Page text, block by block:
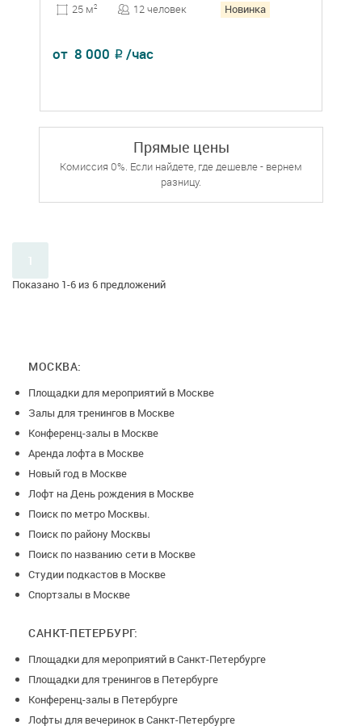
25 м2 12 человек Новинка
от 8 000 ₽ /час
Прямые цены
Комиссия 0%. Если найдете, где дешевле - вернем
разницу.
Показано 1-6 из 6 предложений
1
МОСКВА:
Площадки для мероприятий в Москве
Залы для тренингов в Москве
Конференц-залы в Москве
Аренда лофта в Москве
Новый год в Москве
Лофт на День рождения в Москве
Поиск по метро Москвы.
Поиск по району Москвы
Поиск по названию сети в Москве
Студии подкастов в Москве
Спортзалы в Москве
САНКТ-ПЕТЕРБУРГ:
Площадки для мероприятий в Санкт-Петербурге
Площадки для тренингов в Петербурге
Конференц-залы в Петербурге
Лофты для вечеринок в Санкт-Петербурге